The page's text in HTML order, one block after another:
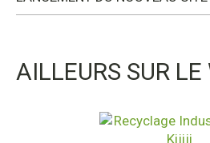
AILLEURS SUR LE